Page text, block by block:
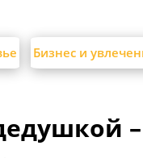
Бизнес и